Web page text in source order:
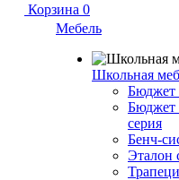
Корзина 0
Мебель
Школьная
Бюджет
серия
Бенч-
Эталон